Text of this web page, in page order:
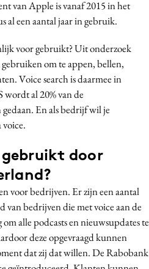
van Apple is vanaf 2015 in het
al een aantal jaar in gebruik.
voor gebruikt? Uit onderzoek
om te appen, bellen,
Voice search is daarmee in
al 20% van de
En als bedrijf wil je
door
voor bedrijven. Er zijn een aantal
van bedrijven die met voice aan de
alle podcasts en nieuwsupdates te
deze opgevraagd kunnen
dat zij dat willen. De Rabobank